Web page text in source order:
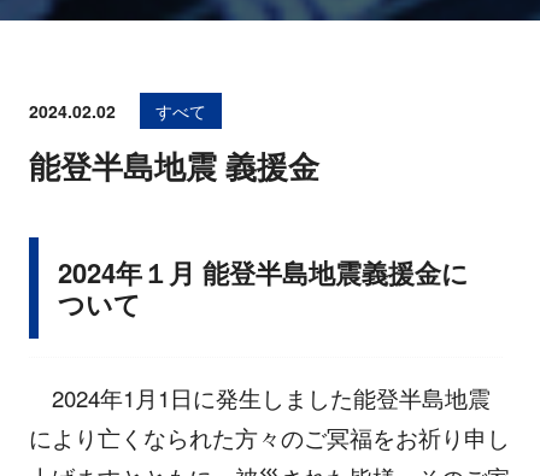
2024.02.02 すべて
能登半島地震 義援金
2024年１月 能登半島地震義援金に
ついて
2024年1月1日に発生しました能登半島地震
により亡くなられた方々のご冥福をお祈り申し